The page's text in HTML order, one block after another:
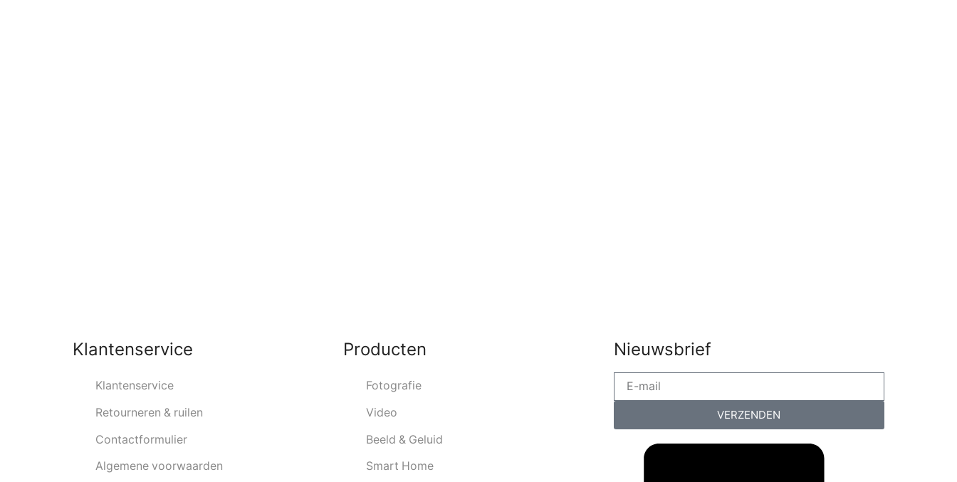
Klantenservice
Klantenservice
Retourneren & ruilen
Contactformulier
Algemene voorwaarden
Producten
Fotografie
Video
Beeld & Geluid
Smart Home
Nieuwsbrief
VERZENDEN